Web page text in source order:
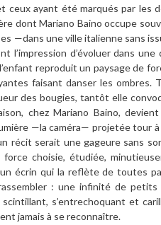
ceux ayant été marqués par les
dont Mariano Baino occupe
—dans une ville italienne sans
l’impression d’évoluer dans
reproduit un paysage de
faisant danser les ombres.
des bougies, tantôt elle
chez Mariano Baino,
—la caméra— projetée tour
récit serait une gageure sans
choisie, étudiée,
écrin qui la reflète de toutes
: une infinité de
s’entrechoquant et
jamais à se reconnaître.